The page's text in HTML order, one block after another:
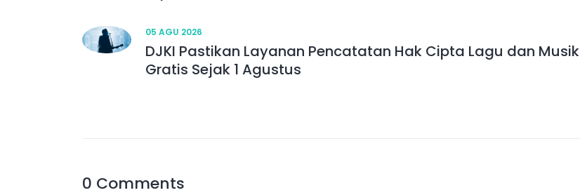
05 AGU 2026
DJKI Pastikan Layanan Pencatatan Hak Cipta Lagu dan Musik
Gratis Sejak 1 Agustus
0 Comments